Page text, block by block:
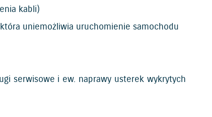
kabli)
uniemożliwia uruchomienie samochodu
serwisowe i ew. naprawy usterek wykrytych